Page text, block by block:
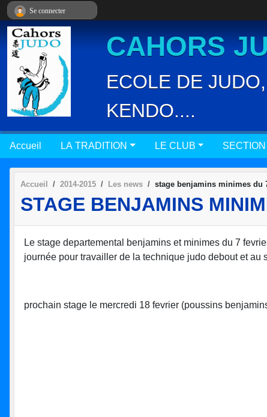
CAHORS
ECOLE DE
KENDO....
Accueil LA TRADITION LE CLUB
Accueil 2014-2015 Les news stage benjamins minimes du
STAGE BENJAMINS
Le stage departemental benjamins et minimes du 7
journée pour travailler de la technique judo debout et
prochain stage le mercredi 18 fevrier (poussins
Se connecter
Panneau de gestion des cookies